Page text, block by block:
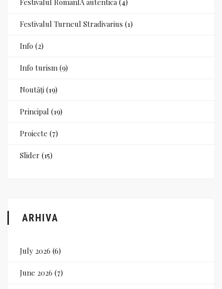
Festivalul RomanIA autentica(4)
Festivalul Turneul Stradivarius (1)
Info (2)
Info turism (9)
Noutăți (19)
Principal (19)
Proiecte (7)
Slider (15)
ARHIVA
July 2026 (6)
June 2026 (7)